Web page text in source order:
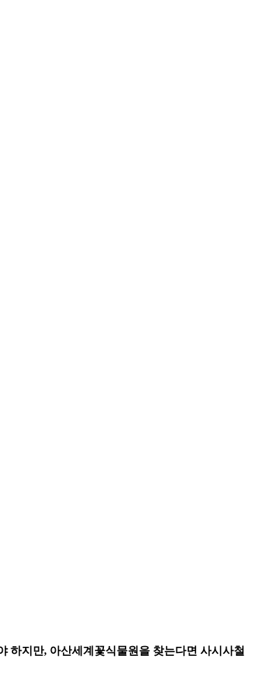
하지만, 아산세계꽃식물원을 찾는다면 사시사철